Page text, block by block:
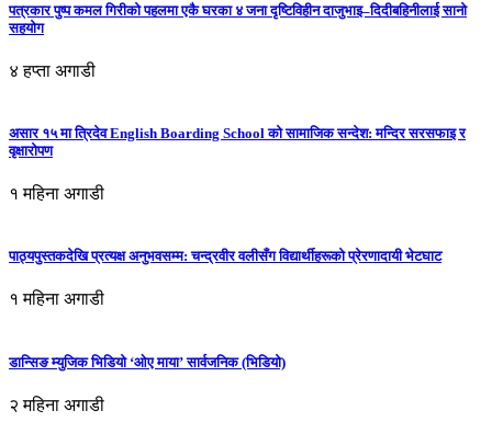
पत्रकार पुष्प कमल गिरीको पहलमा एकै घरका ४ जना दृष्टिविहीन दाजुभाइ–दिदीबहिनीलाई सानो
सहयोग
४ हप्ता अगाडी
असार १५ मा त्रिदेव English Boarding School को सामाजिक सन्देश: मन्दिर सरसफाइ र
वृक्षारोपण
१ महिना अगाडी
पाठ्यपुस्तकदेखि प्रत्यक्ष अनुभवसम्म: चन्द्रवीर वलीसँग विद्यार्थीहरूको प्रेरणादायी भेटघाट
१ महिना अगाडी
डान्सिङ म्युजिक भिडियो ‘ओए माया’ सार्वजनिक (भिडियो)
२ महिना अगाडी